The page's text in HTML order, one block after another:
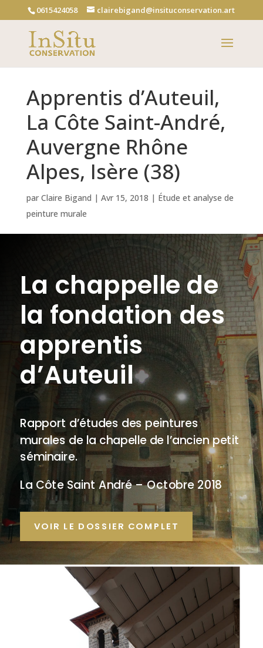
0615424058 clairebigand@insituconservation.art
Apprentis d’Auteuil,
La Côte Saint-André,
Auvergne Rhône
Alpes, Isère (38)
par Claire Bigand | Avr 15, 2018 | Étude et analyse de
peinture murale
La chappelle de
la fondation des
apprentis
d’Auteuil
Rapport d’études des peintures
murales de la chapelle de l’ancien petit
séminaire.
La Côte Saint André – Octobre 2018
VOIR LE DOSSIER COMPLET